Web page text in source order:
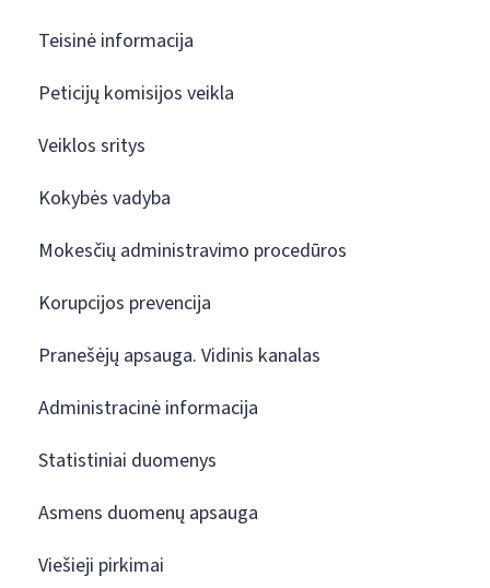
Teisinė informacija
Peticijų komisijos veikla
Veiklos sritys
Kokybės vadyba
Mokesčių administravimo procedūros
Korupcijos prevencija
Pranešėjų apsauga. Vidinis kanalas
Administracinė informacija
Statistiniai duomenys
Asmens duomenų apsauga
Viešieji pirkimai